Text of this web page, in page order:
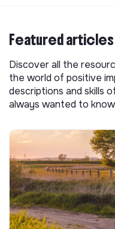
Featured articles
Discover all the
the world of positive
descriptions and skills
always wanted to